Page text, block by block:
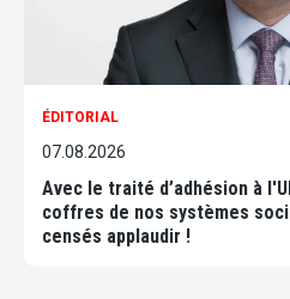
ÉDITORIAL
07.08.2026
Avec le traité d’adhésion à
coffres de nos systèmes
censés applaudir !